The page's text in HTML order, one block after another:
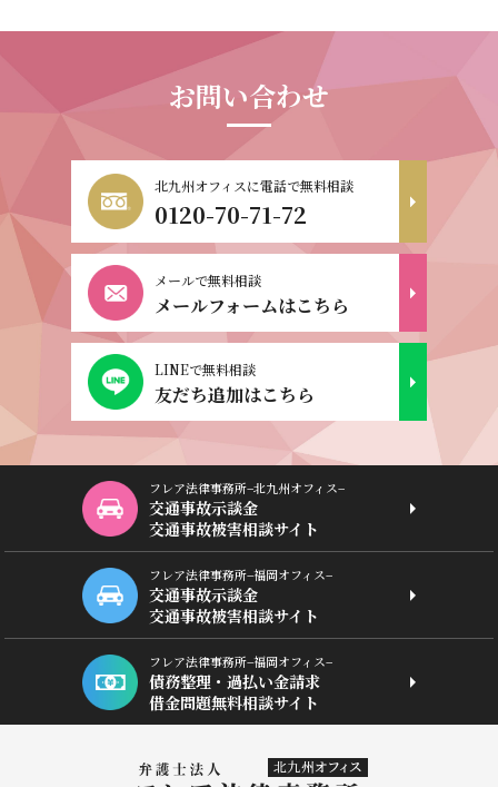
お問い合わせ
北九州オフィスに電話で無料相談
0120-70-71-72
メールで無料相談
メールフォームはこちら
LINEで無料相談
友だち追加はこちら
フレア法律事務所−北九州オフィス−
交通事故示談金
交通事故被害相談サイト
フレア法律事務所−福岡オフィス−
交通事故示談金
交通事故被害相談サイト
フレア法律事務所−福岡オフィス−
債務整理・過払い金請求
借金問題無料相談サイト